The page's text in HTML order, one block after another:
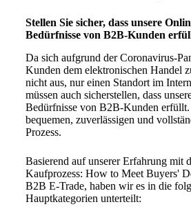
Stellen Sie sicher, dass unsere
Bedürfnisse von B2B-Kunden
Da sich aufgrund der Coronavirus-
Kunden dem elektronischen Handel
nicht aus, nur einen Standort im
müssen auch sicherstellen, dass
Bedürfnisse von B2B-Kunden erfüllt.
bequemen, zuverlässigen und
Prozess.
Basierend auf unserer Erfahrung mit
Kaufprozess: How to Meet Buyers'
B2B E-Trade, haben wir es in die
Hauptkategorien unterteilt: